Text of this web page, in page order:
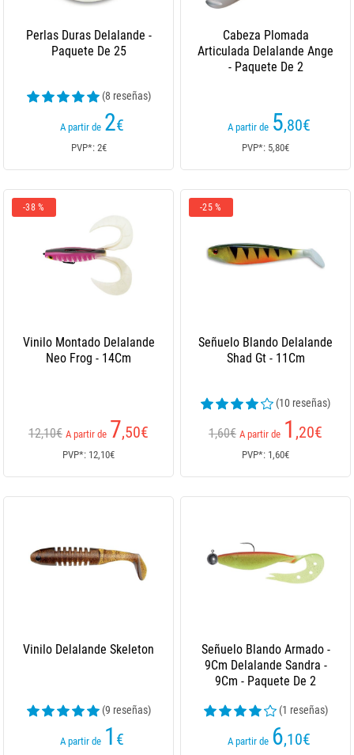
Perlas Duras Delalande -
Paquete De 25
(8 reseñas)
A partir de 2€
PVP*: 2€
Cabeza Plomada
Articulada Delalande Ange
- Paquete De 2
A partir de 5,80€
PVP*: 5,80€
-38 %
Vinilo Montado Delalande
Neo Frog - 14Cm
12,10€ A partir de 7,50€
PVP*: 12,10€
-25 %
Señuelo Blando Delalande
Shad Gt - 11Cm
(10 reseñas)
1,60€ A partir de 1 ,20€
PVP*: 1,60€
Vinilo Delalande Skeleton
(9 reseñas)
A partir de 1 €
Señuelo Blando Armado -
9Cm Delalande Sandra -
9Cm - Paquete De 2
(1 reseñas)
A partir de 6,10€